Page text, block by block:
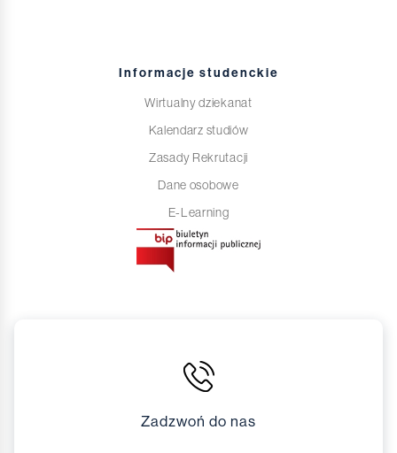
Informacje studenckie
Wirtualny dziekanat
Kalendarz studiów
Zasady Rekrutacji
Dane osobowe
E-Learning
Zadzwoń do nas